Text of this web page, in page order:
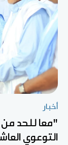
أخبار
"معا للحد
التوعوي